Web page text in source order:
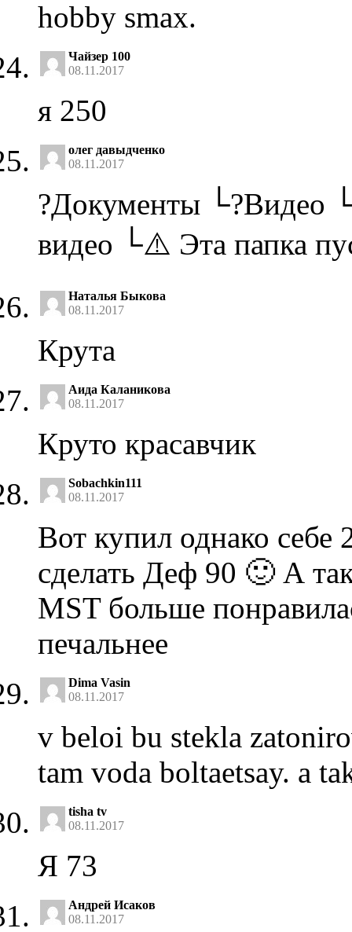
hobby smax.
Чайзер 100
08.11.2017
я 250
олег давыдченко
08.11.2017
?Документы └?Видео
видео └⚠️ Эта папка
Наталья Быкова
08.11.2017
Крута
Аида Каланикова
08.11.2017
Круто красавчик
Sobachkin111
08.11.2017
Вот купил однако
сделать Деф 90 🙂 А
MST больше
печальнее
Dima Vasin
08.11.2017
v beloi bu stekla
tam voda boltaetsay. a
tisha tv
08.11.2017
Я 73
Андрей Исаков
08.11.2017